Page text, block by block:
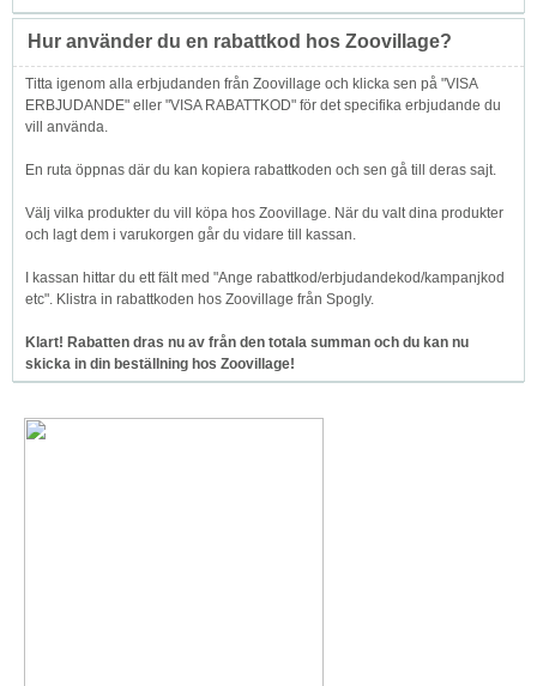
Hur använder du en rabattkod hos Zoovillage?
Titta igenom alla erbjudanden från Zoovillage och klicka sen på "VISA
ERBJUDANDE" eller "VISA RABATTKOD" för det specifika erbjudande du
vill använda.
En ruta öppnas där du kan kopiera rabattkoden och sen gå till deras sajt.
Välj vilka produkter du vill köpa hos Zoovillage. När du valt dina produkter
och lagt dem i varukorgen går du vidare till kassan.
I kassan hittar du ett fält med "Ange rabattkod/erbjudandekod/kampanjkod
etc". Klistra in rabattkoden hos Zoovillage från Spogly.
Klart! Rabatten dras nu av från den totala summan och du kan nu
skicka in din beställning hos Zoovillage!